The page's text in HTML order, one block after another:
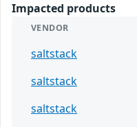
Impacted products
VENDOR
saltstack
saltstack
saltstack